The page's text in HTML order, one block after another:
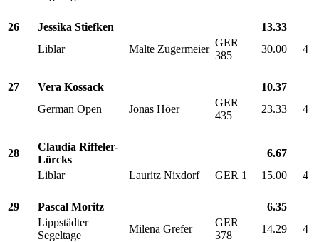
26 Jessika Stiefken
13.33
Liblar
Malte Zugermeier
GER
385
30.00 4
27 Vera Kossack
10.37
German Open
Jonas Höer
GER
435
23.33 4
28
Claudia Riffeler-
Lörcks
6.67
Liblar
Lauritz Nixdorf GER 1 15.00 4
29 Pascal Moritz
6.35
Lippstädter
Segeltage
Milena Grefer
GER
378
14.29 4